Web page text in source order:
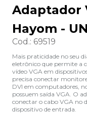
Adaptador
Hayom - UN
Cod.: 69519
Mais praticidade no seu
eletrônico que permite a
vídeo VGA em
precisa conectar
DVI em computadores,
possuem saída VGA. O
conectar o cabo VGA no
dispositivo de entrada.